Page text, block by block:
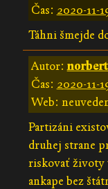
Čas: 2020-11-
Táhni šmejde
Autor:
Čas: 2020-11-
Web:
Partizáni
druhej strane
riskovať životy
ankape bez